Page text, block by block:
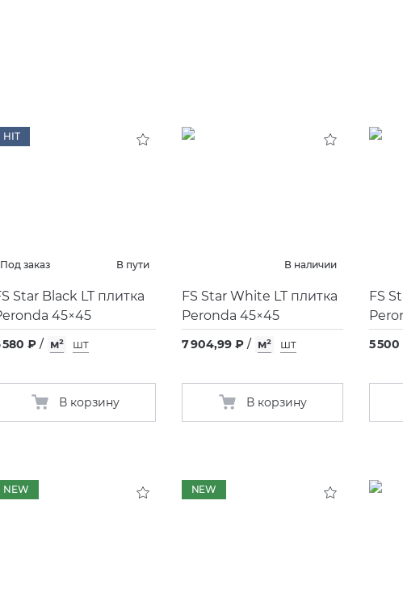
HIT
Под заказ В пути
Star Black LT плитка
45×45
580 ₽ / м² шт
В корзину
В наличии
FS Star White LT плитка
Peronda 45×45
7 904,99 ₽ / м² шт
В корзину
FS
5
NEW NEW